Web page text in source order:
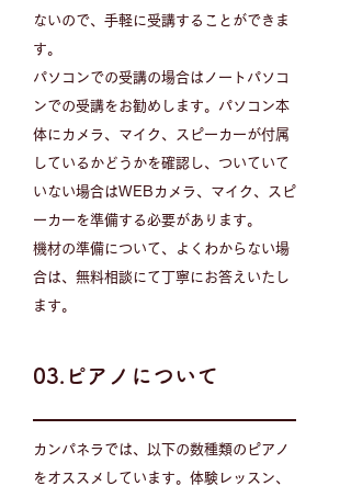
ないので、手軽に受講することができま
す。
パソコンでの受講の場合はノートパソコ
ンでの受講をお勧めします。パソコン本
体にカメラ、マイク、スピーカーが付属
しているかどうかを確認し、ついていて
いない場合はWEBカメラ、マイク、スピ
ーカーを準備する必要があります。
機材の準備について、よくわからない場
合は、無料相談にて丁寧にお答えいたし
ます。
03.ピアノについて
カンパネラでは、以下の数種類のピアノ
をオススメしています。体験レッスン、